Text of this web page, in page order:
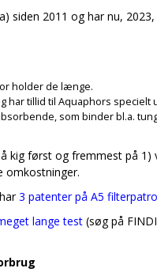
siden 2011 og har nu,
holder de længe.
har tillid til Aquaphors specielt
som binder bl.a.
kig først og fremmest på
omkostninger.
3 patenter på A5
lange test (søg på